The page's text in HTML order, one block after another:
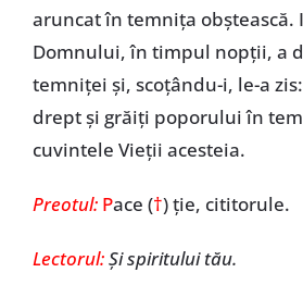
aruncat în temnița obștească.
Domnului, în timpul nopții, a
temniței și, scoțându-i, le-a
drept și grăiți poporului în
cuvintele Vieții acesteia.
Preotul: Pace (†) ție, cititorule.
Lectorul:Și spiritului tău.